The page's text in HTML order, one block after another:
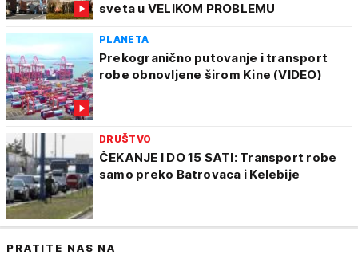
sveta u VELIKOM PROBLEMU
PLANETA
Prekogranično putovanje i transport
robe obnovljene širom Kine (VIDEO)
DRUŠTVO
ČEKANJE I DO 15 SATI: Transport robe
samo preko Batrovaca i Kelebije
PRATITE NAS NA